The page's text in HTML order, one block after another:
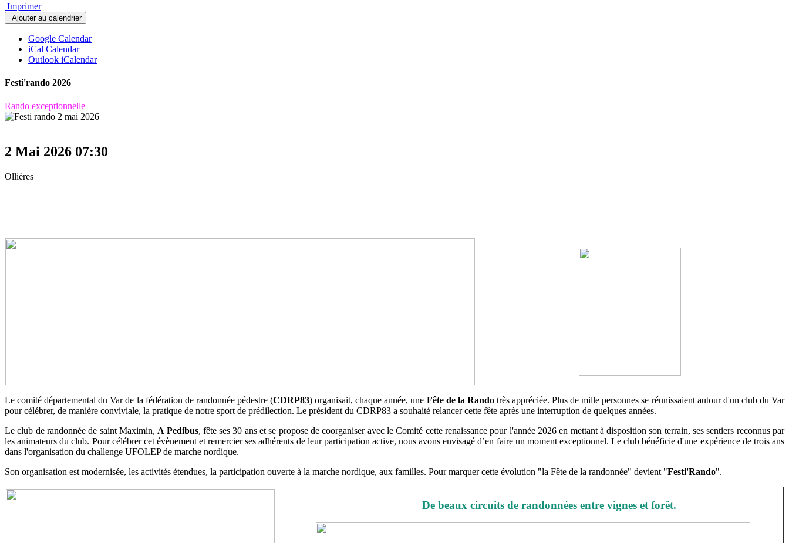
Imprimer
Ajouter au calendrier
Google Calendar
iCal Calendar
Outlook iCalendar
Festi'rando 2026
Rando exceptionnelle
2 Mai 2026 07:30
Ollières
Le comité départemental du Var de la fédération de randonnée pédestre (CDRP83) organisait, chaque année, une Fête de la Randotrès appréciée. Plus de mille personnes se réunissaient autour d'un club du Var
pour célébrer, de manière conviviale, la pratique de notre sport de prédilection. Le président du CDRP83 a souhaité relancer cette fête après une interruption de quelques années.
Le club de randonnée de saint Maximin, A Pedibus, fête ses 30 ans et se propose de coorganiser avec le Comité cette renaissance pour l'année 2026 en mettant à disposition son terrain, ses sentiers reconnus par
les animateurs du club. Pour célébrer cet évènement et remercier ses adhérents de leur participation active, nous avons envisagé d’en faire un moment exceptionnel. Le club bénéficie d'une expérience de trois ans
dans l'organisation du challenge UFOLEP de marche nordique.
Son organisation est modernisée, les activités étendues, la participation ouverte à la marche nordique, aux familles. Pour marquer cette évolution "la Fête de la randonnée" devient "Festi'Rando".
De beaux circuits de randonnées entre vignes et forêt.